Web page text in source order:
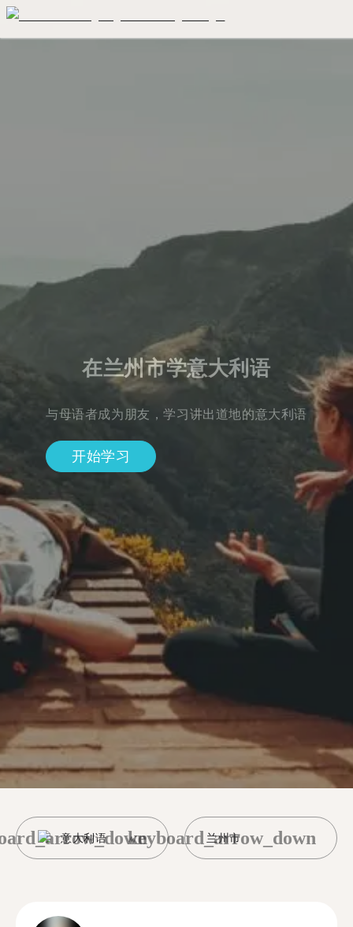
在兰州市学意大利语
与母语者成为朋友，学习讲出道地的意大利语
开始学习
意大利语 兰州市
keyboard_arrow_down